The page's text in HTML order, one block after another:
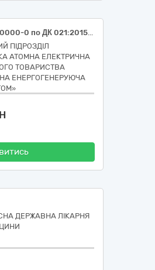
Товар - код CPV 39510000-0 по ДК 021:2015 - Вироби домашнього текстилю (Рушники), РПЗ. 9.192.
ПІДРОЗДІЛ
АТОМНА ЕЛЕКТРИЧНА
ТОВАРИСТВА
ЕНЕРГОГЕНЕРУЮЧА
ДЕРЖАВНА ЛІКАРНЯ